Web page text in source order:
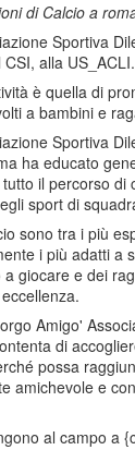
di Calcio a
Sportiva
alla US_ACLI.
è quella di
a bambini e
Sportiva
ha educato
il percorso di
sport di
sono tra i più
i più adatti a
giocare e dei
Amigo'
di
possa
amichevole e
al campo a